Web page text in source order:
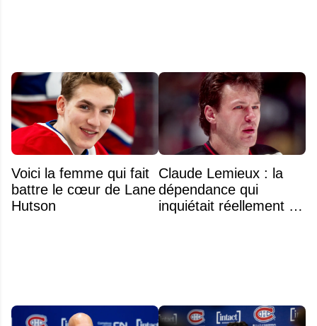
Voici la femme qui fait
battre le cœur de Lane
Hutson
Claude Lemieux : la
dépendance qui
inquiétait réellement sa